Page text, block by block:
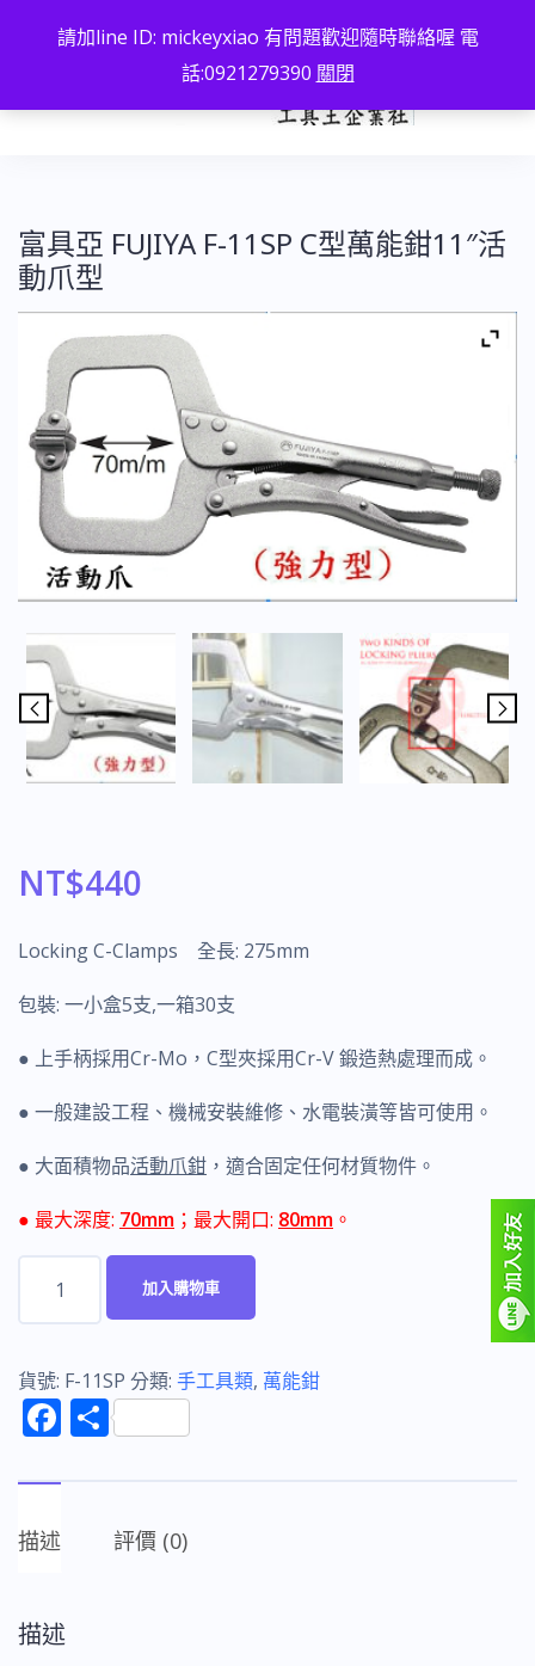
富具亞 FUJIYA F-11SP C型萬能鉗11″活
動爪型
NT$440
Locking C-Clamps 全長: 275mm
包裝: 一小盒5支,一箱30支
● 上手柄採用Cr-Mo，C型夾採用Cr-V 鍛造熱處理而成。
● 一般建設工程、機械安裝維修、水電裝潢等皆可使用。
● 大面積物品活動爪鉗 ，適合固定任何材質物件。
● 最大深度: 70mm ；最大開口: 80mm 。
FUJIYA
F-
C
萬
鉗
加入購物車
貨號: F-11SP 分類: 手工具類, 萬能鉗
F
k
分
描述 評價 (0)
描述
請加line ID: mickeyxiao 有問題歡迎隨時聯絡喔 電
話:0921279390 關閉